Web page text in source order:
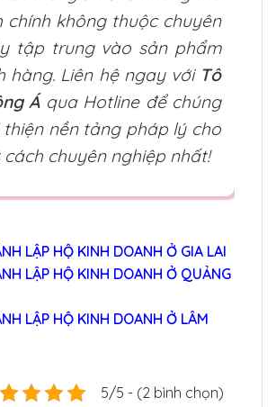
chính không thuộc chuyên
tập trung vào sản phẩm
hàng. Liên hệ ngay với Tô
Áqua Hotline để chúng
nền tảng pháp lý cho
chuyên nghiệp nhất!
LẬP HỘ KINH DOANH Ở GIA LAI
LẬP HỘ KINH DOANH Ở QUẢNG
LẬP HỘ KINH DOANH Ở LÂM
5/5 - (2 bình chọn)